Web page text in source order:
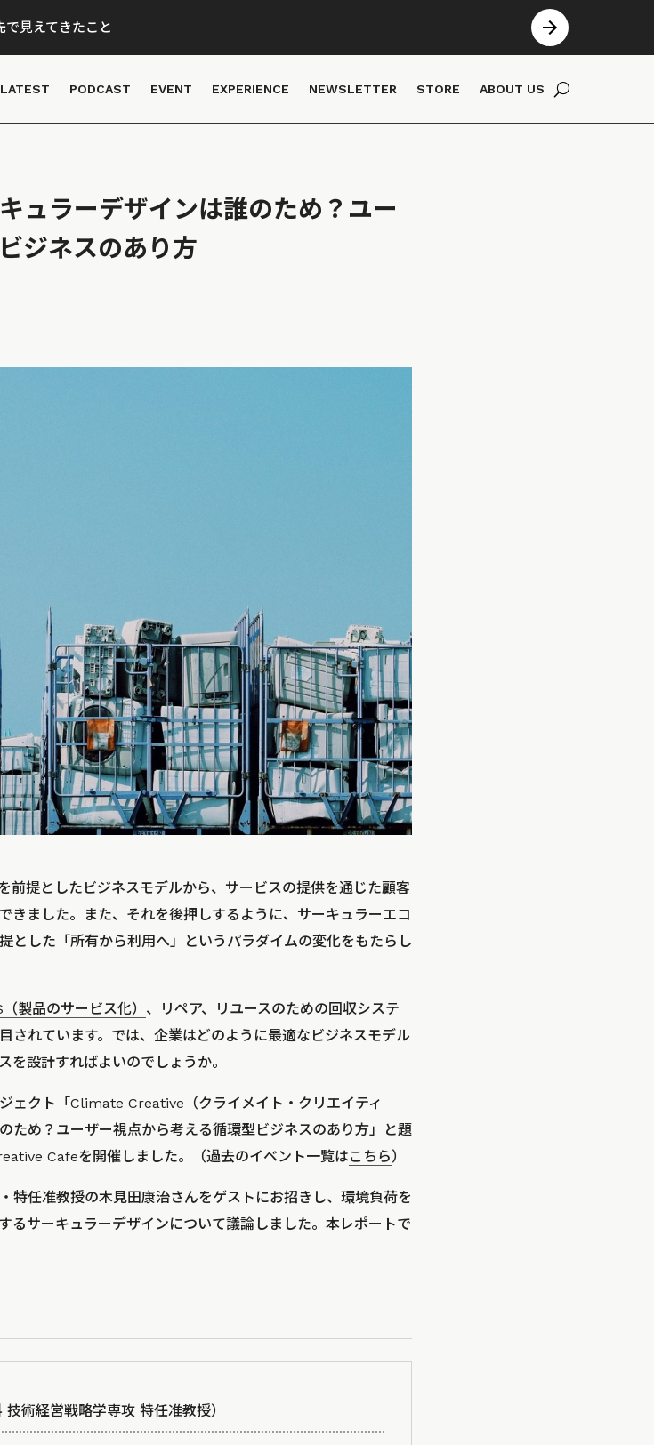
で見えてきたこと
LATEST PODCAST EVENT EXPERIENCE NEWSLETTER STORE ABOUT US
ュラーデザインは誰のため？ユー
ジネスのあり方
前提としたビジネスモデルから、サービスの提供を通じた顧客
きました。また、それを後押しするように、サーキュラーエコ
とした「所有から利用へ」というパラダイムの変化をもたらし
（製品のサービス化） 、リペア、リユースのための回収システ
されています。では、企業はどのように最適なビジネスモデル
を設計すればよいのでしょうか。
ェクト「Climate Creative（クライメイト・クリエイティ
ため？ユーザー視点から考える循環型ビジネスのあり方」と題
Cafeを開催しました。（過去のイベント一覧はこちら）
特任准教授の木見田康治さんをゲストにお招きし、環境負荷を
るサーキュラーデザインについて議論しました。本レポートで
術経営戦略学専攻 特任准教授）